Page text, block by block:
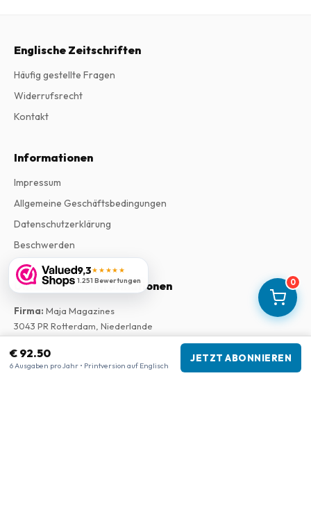
0
€ 92.50
6 Ausgaben pro Jahr • Printversion auf Englisch
JETZT ABONNIEREN
9,3★★★★★
1.251 Bewertungen
Englische Zeitschriften
Häufig gestellte Fragen
Widerrufsrecht
Kontakt
Informationen
Impressum
Allgemeine Geschäftsbedingungen
Datenschutzerklärung
Beschwerden
Unternehmensinformationen
Firma: Maja Magazines
3043 PR Rotterdam, Niederlande
Handelskammer